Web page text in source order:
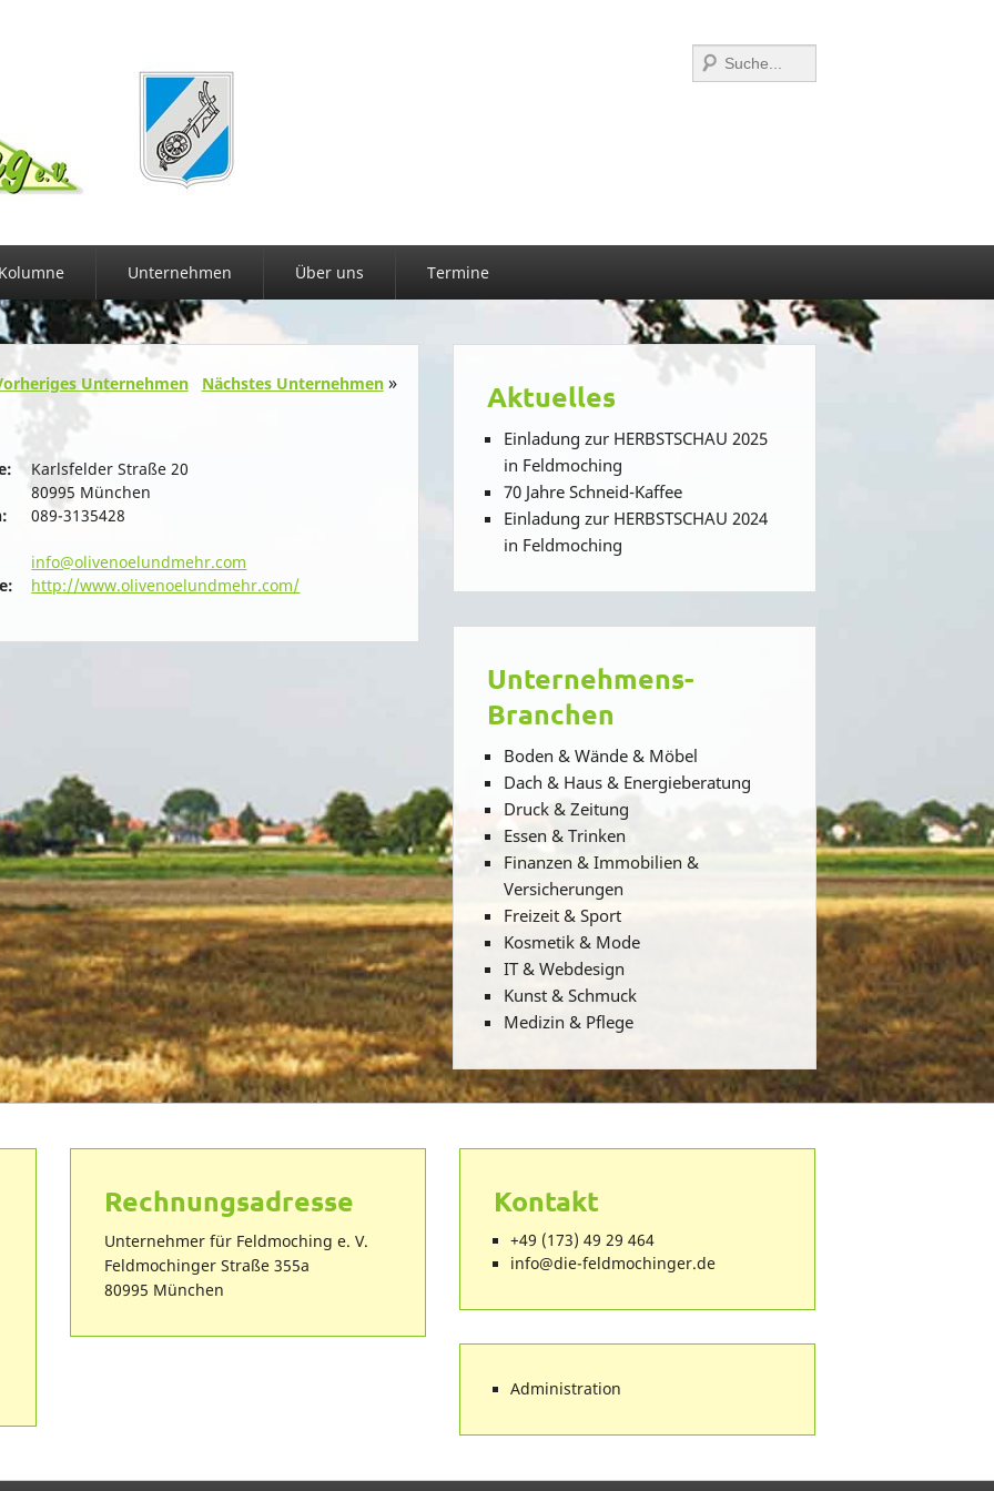
Suchen
Kolumne Unternehmen Über uns Termine
Unternehmen Nächstes Unternehmen»
Karlsfelder Straße 20
80995 München
089-3135428
info@olivenoelundmehr.com
http://www.olivenoelundmehr.com/
Aktuelles
Einladung zur HERBSTSCHAU 2025
in Feldmoching
70 Jahre Schneid-Kaffee
Einladung zur HERBSTSCHAU 2024
in Feldmoching
Unternehmens-
Branchen
Boden & Wände & Möbel
Dach & Haus & Energieberatung
Druck & Zeitung
Essen & Trinken
Finanzen & Immobilien &
Versicherungen
Freizeit & Sport
Kosmetik & Mode
IT & Webdesign
Kunst & Schmuck
Medizin & Pflege
Rechnungsadresse
Unternehmer für Feldmoching e. V.
Feldmochinger Straße 355a
80995 München
Kontakt
+49 (173) 49 29 464
ed.regnihcomdlef-eid@ofni
Administration